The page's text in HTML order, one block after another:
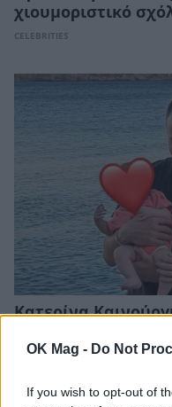
OK Mag - Do Not
If you wish to opt-out of
χιουμοριστικό
CELEBRITIES
Κατερίνα
της Ξένιας από
Πάρο